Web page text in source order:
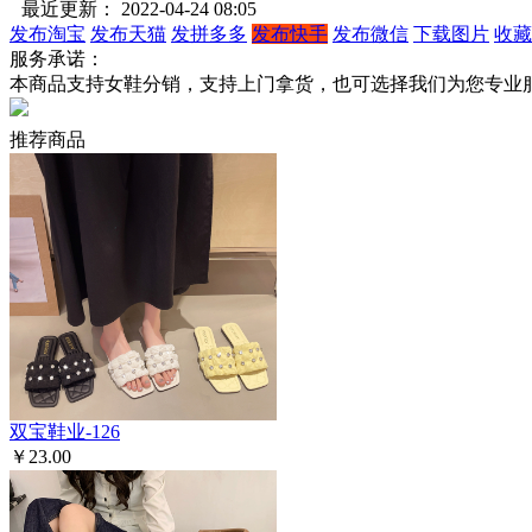
最近更新： 2022-04-24 08:05
发布淘宝 发布天猫 发拼多多 发布快手 发布微信 下载图片 收
服务承诺：
本商品支持女鞋分销，支持上门拿货，也可选择我们为您专业
推荐商品
双宝鞋业-126
￥23.00